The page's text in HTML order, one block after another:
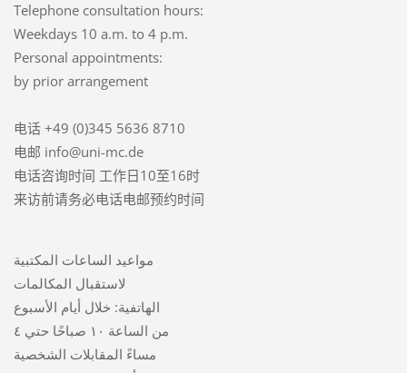
Telephone consultation hours:
Weekdays 10 a.m. to 4 p.m.
Personal appointments:
by prior arrangement
电话 +49 (0)345 5636 8710
电邮 info@uni-mc.de
电话咨询时间 工作日10至16时
来访前请务必电话电邮预约时间
مواعيد الساعات المكتبية
لاستقبال المكالمات
الهاتفية: خلال أيام الأسبوع
من الساعة ١٠ صباحًا حتي ٤
مساءً المقابلات الشخصية